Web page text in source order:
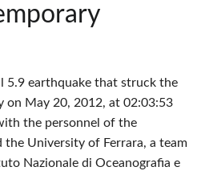
5.9 earthquake that struck the
on May 20, 2012, at 02:03:53
the personnel of the
University of Ferrara, a team
Nazionale di Oceanografia e